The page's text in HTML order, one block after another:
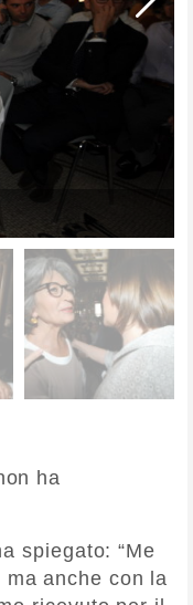
ha
spiegato: “Me
anche con la